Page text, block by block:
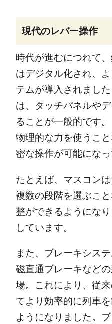
現代のレバー操作
時代が進むにつれて
はデジタル化され、
テムが導入されまし
は、タッチパネルや
ることが一般的です
物理的な力を使うこ
密な操作が可能になっ
たとえば、マスコン
複数の段階を選ぶこ
整ができるようにな
しています。
また、ブレーキシス
磁直通ブレーキなど
場。これにより、従
てより効率的に列車
ようになりました。